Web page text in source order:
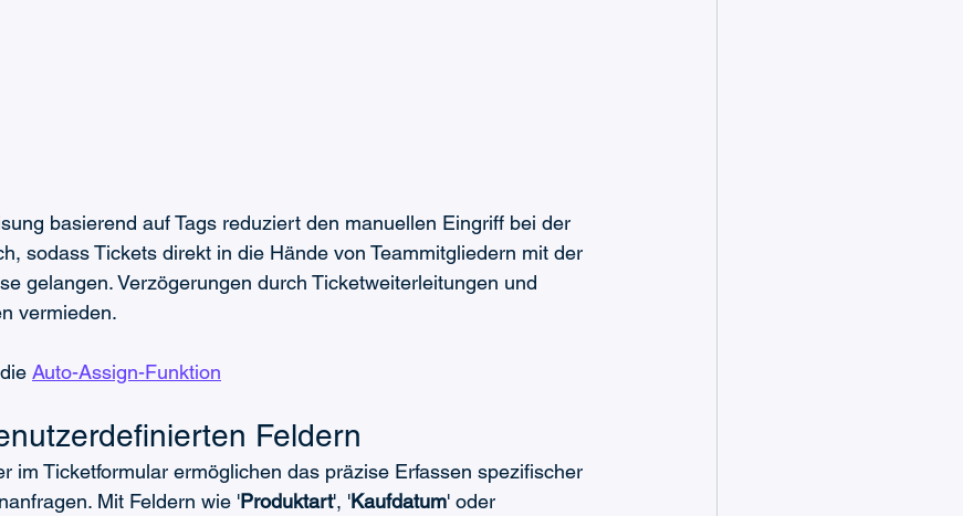
basierend auf Tags reduziert den manuellen Eingriff bei der
sodass Tickets direkt in die Hände von Teammitgliedern mit der
gelangen. Verzögerungen durch Ticketweiterleitungen und
vermieden.
Auto-Assign-Funktion
Feldern
im Ticketformular ermöglichen das präzise Erfassen spezifischer
Mit Feldern wie 'Produktart', 'Kaufdatum' oder